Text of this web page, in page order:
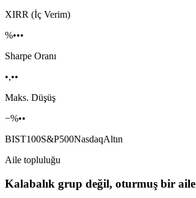
XIRR (İç Verim)
%•••
Sharpe Oranı
•,••
Maks. Düşüş
−%••
BIST100S&P500NasdaqAltın
Aile topluluğu
Kalabalık grup değil, oturmuş bir aile